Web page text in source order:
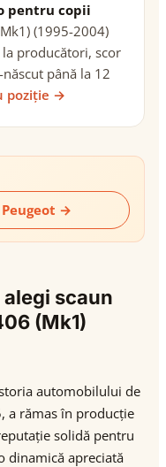
pentru copii
(1995-2004)
producători, scor
născut până la 12
poziție →
→
scaun
(Mk1)
automobilului de
a rămas în producție
solidă pentru
dinamică apreciată